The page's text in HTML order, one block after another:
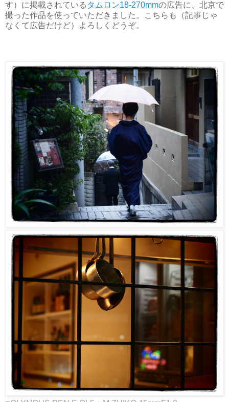
す）に掲載されている タムロン18-270mmの広告に、北京で
撮った作品を使っていただきました。こちらも（記事じゃ
なくて広告だけど）よろしくどうぞ。